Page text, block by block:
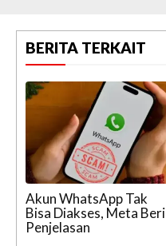
BERITA TERKAIT
Akun WhatsApp Tak
Bisa Diakses, Meta Beri
Penjelasan